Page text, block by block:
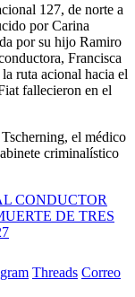
127, de norte a
por Carina
por su hijo Ramiro
Francisca
ruta acional hacia el
fallecieron en el
el médico
criminalístico
CONDUCTOR
DE TRES
Threads Correo